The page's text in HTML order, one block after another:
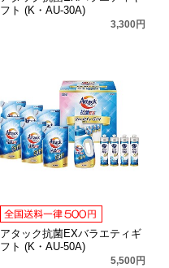
フト (K・AU-30A)
3,300円
アタック抗菌EXバラエティギ
フト (K・AU-50A)
5,500円